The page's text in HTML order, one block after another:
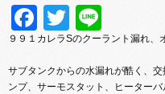
Facebook
Twitter
９９１カレラSのクーラント漏れ、
サブタンクからの水漏れが酷く、
ンプ、サーモスタット、ヒーター